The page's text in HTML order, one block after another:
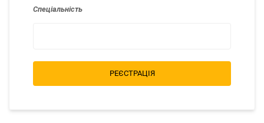
Спеціальність
РЕЄСТРАЦІЯ